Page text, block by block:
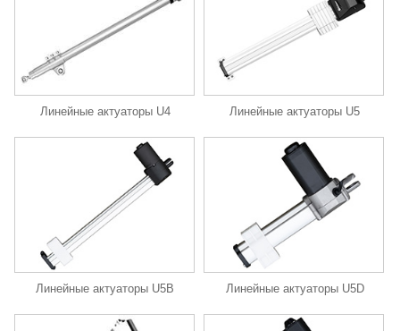
Линейные актуаторы U4 Линейные актуаторы U5
Линейные актуаторы U5B Линейные актуаторы U5D